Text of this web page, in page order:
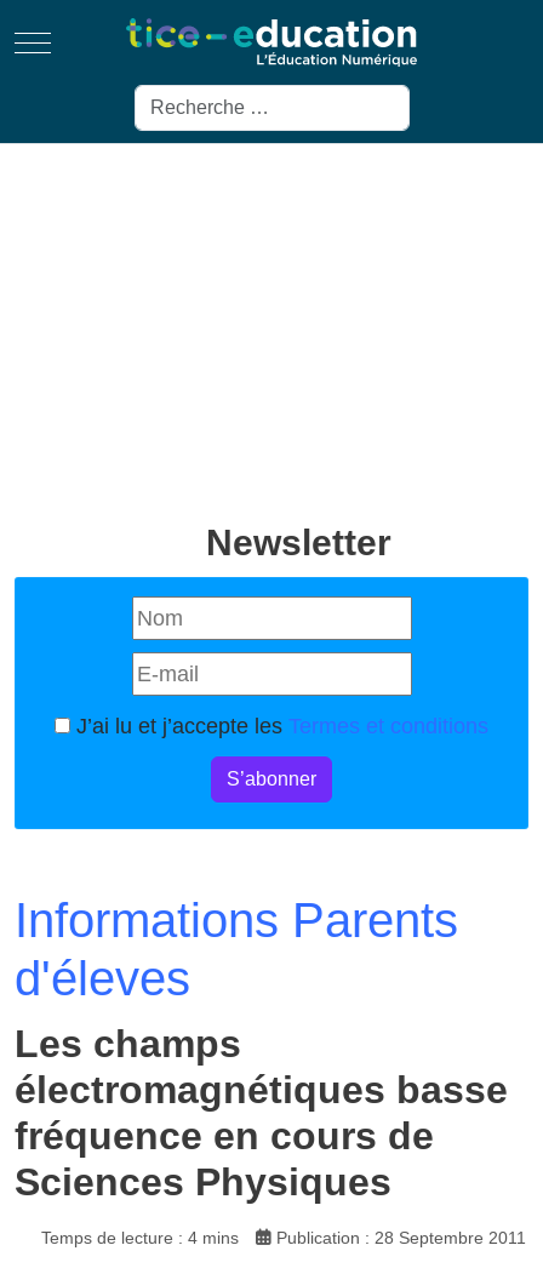
Mobile Menu Toggle
Rechercher
Newsletter
J’ai lu et j’accepte les Termes et conditions
S’abonner
Informations Parents
d'éleves
Les champs
électromagnétiques basse
fréquence en cours de
Sciences Physiques
Temps de lecture : 4 mins Publication : 28 Septembre 2011